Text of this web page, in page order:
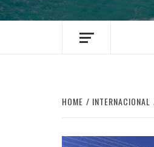
HOME INTERNACIONAL